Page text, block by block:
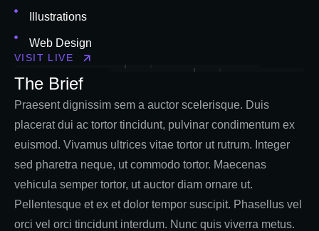
Illustrations
Web Design
VISIT LIVE
The Brief
Praesent dignissim sem a auctor scelerisque. Duis
placerat dui ac tortor tincidunt, pulvinar condimentum ex
euismod. Vivamus ultrices vitae tortor ut rutrum. Integer
sed pharetra neque, ut commodo tortor. Maecenas
vehicula semper tortor, ut auctor diam ornare ut.
Pellentesque et ex et dolor tempor suscipit. Phasellus vel
orci vel orci tincidunt interdum. Nunc quis viverra metus.